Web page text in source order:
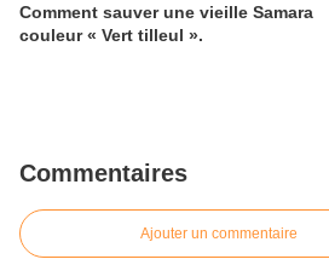
Comment sauver une vieille Samara
couleur « Vert tilleul ».
Commentaires
Ajouter un commentaire